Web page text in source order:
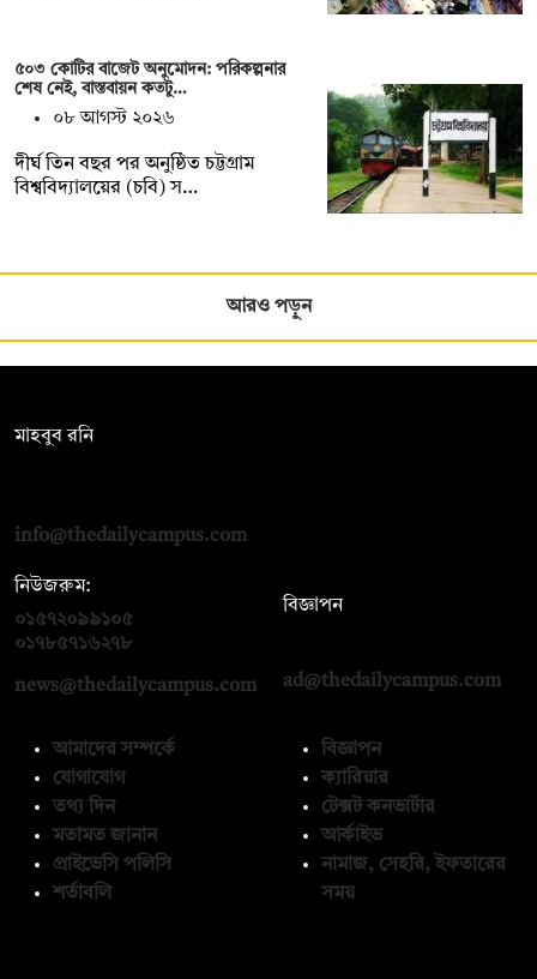
৫০৩ কোটির বাজেট অনুমোদন: পরিকল্পনার
শেষ নেই, বাস্তবায়ন কতটু…
০৮ আগস্ট ২০২৬
দীর্ঘ তিন বছর পর অনুষ্ঠিত চট্টগ্রাম
বিশ্ববিদ্যালয়ের (চবি) স…
আরও পড়ুন
মাহবুব রনি
info@thedailycampus.com
নিউজরুম:
০১৫৭২০৯৯১০৫
০১৭৮৫৭১৬২৭৮
news@thedailycampus.com
বিজ্ঞাপন
ad@thedailycampus.com
আমাদের সম্পর্কে
যোগাযোগ
তথ্য দিন
মতামত জানান
প্রাইভেসি পলিসি
শর্তাবলি
বিজ্ঞাপন
ক্যারিয়ার
টেক্সট কনভার্টার
আর্কাইভ
নামাজ, সেহরি, ইফতারের
সময়